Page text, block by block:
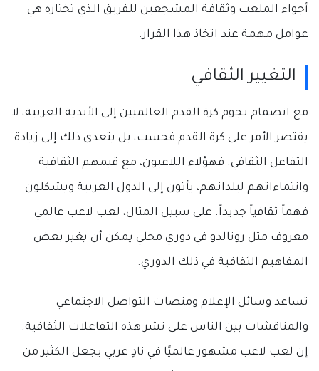
أجواء الملعب وثقافة المشجعين للفريق الذي تختاره هي
عوامل مهمة عند اتخاذ هذا القرار.
التغيير الثقافي
مع انضمام نجوم كرة القدم العالميين إلى الأندية العربية، لا
يقتصر الأمر على كرة القدم فحسب، بل يتعدى ذلك إلى زيادة
التفاعل الثقافي. فهؤلاء اللاعبون، مع قيمهم الثقافية
وانتماءاتهم لبلدانهم، يأتون إلى الدول العربية ويشكلون
فهماً ثقافياً جديداً. على سبيل المثال، لعب لاعب عالمي
معروف مثل رونالدو في دوري محلي يمكن أن يغير بعض
المفاهيم الثقافية في ذلك الدوري.
تساعد وسائل الإعلام ومنصات التواصل الاجتماعي
والمناقشات بين الناس على نشر هذه التفاعلات الثقافية.
إن لعب لاعب مشهور عالميًا في نادٍ عربي يجعل الكثير من